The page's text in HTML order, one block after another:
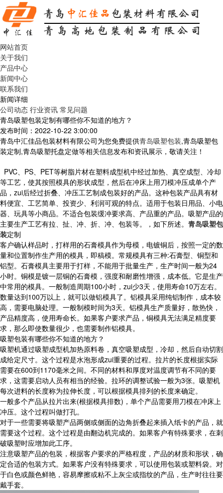
网站首页
关于我们
产品中心
新闻中心
联系我们
新闻详细
公司动态 行业资讯 常见问题
青岛吸塑包装定制有哪些你不知道的地方？
发布时间：2022-10-22 3:00:00
青岛中汇佳品包装材料有限公司为您免费提供青岛吸塑包装,青岛吸塑包
装定制,青岛吸塑托盘定做等相关信息发布和资讯展示，敬请关注！
PVC、PS、PET等树脂片材在塑料成型机中经过加热、真空成型、冷却
等工艺，使其按照模具的形状成型，然后在冲床上用刀模冲压成单个产
品，zui后经过折叠、冲压工艺制成包装好的产品。这种包装产品具有材
料便宜、工艺简单、投资少、利润可观的特点。适用于包装日用品、小电
器、玩具等小商品。不适合包装缓冲要求高、产品重的产品。吸塑产品的
主要生产工艺有拉、扯、冲、折、冲、包装等。，如下所述。 青岛吸塑包
装定制
客户确认样品时，打样用的石膏模具作为母模，电镀铜后，按照一定的数
量和位置制作生产用的模具，即稿模。常规模具有三种:石膏型、铜型和
铝型。石膏模具主要用于打样，不能用于批量生产，生产时间一般为24
小时。铜模是镀一层铜的石膏模，强度和耐磨性增强，成本低。它是生产
中常用的模具。一般制造周期100小时，zui少3天，使用寿命10万左右。
数量达到100万以上，就可以做铝模具了。铝模具采用纯铝制作，成本较
高，需要电脑处理。一般制模时间为3天。铝模具生产质量好，散热快，
产品精度高，使用寿命长。如果客户要求产品，铜模具无法满足精度要
求，那么即使数量很少，也需要制作铝模具。
吸塑包装有哪些你不知道的地方？
吸塑机通过吸塑成型机加热原料卷，真空吸塑成型，冷却，然后自动切割
成给定尺寸。这个过程是水泡形成zui重要的过程。拉片的长度根据实际
需要在600到1170毫米之间。不同的材料和厚度对温度调节有不同的要
求，这需要启动人员有相当的经验。拉环的调整试验一般为3张。吸塑机
每次进料的长度称为拉伸长度，可以根据模具排列的长度来确定。
一般多个产品从拉片出来(根据模具排数)，单个产品需要用刀模在冲床上
冲压。这个过程叫做打孔。
对于一些需要将吸塑产品两侧或侧面的边角折叠起来插入纸卡的产品，就
需要这个过程。这个过程是由翻边机完成的。如果客户有特殊要求，在刺
破吸塑时应增加此工序。
注意吸塑产品的包装，根据客户要求的严格程度，产品的材质和形状，确
定合适的包装方式。如果客户没有特殊要求，可以使用包装或塑料袋。对
于白色或颜色鲜艳，容易摩擦或粘不上灰尘或指纹的产品，生产时往往要
戴手套。